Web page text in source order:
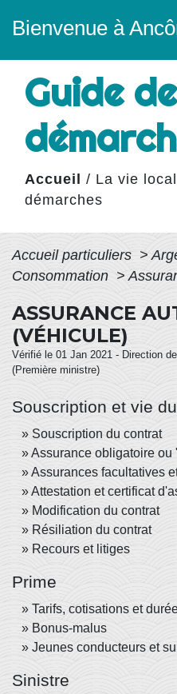
Bienvenue à
Guide
Accueil / La vie
démarches
Accueil particuliers >
Consommation >
ASSURANCE
(VÉHICULE)
Vérifié le 01 Jan 2021 - Direction
(Première ministre)
Souscription et vie
Souscription du contrat
Assurance obligatoire ou
Assurances facultatives
Attestation et certificat
Modification du contrat
Résiliation du contrat
Recours et litiges
Prime
Tarifs, cotisations et
Bonus-malus
Jeunes conducteurs et
Sinistre